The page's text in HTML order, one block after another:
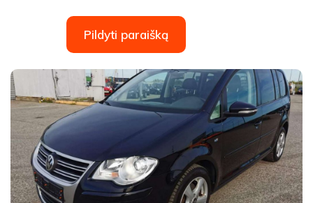
Pildyti paraišką